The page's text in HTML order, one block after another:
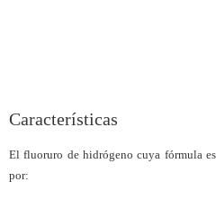
Características
El fluoruro de hidrógeno cuya fórmula
por: